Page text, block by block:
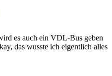
es auch ein VDL-Bus geben
das wusste ich eigentlich alles